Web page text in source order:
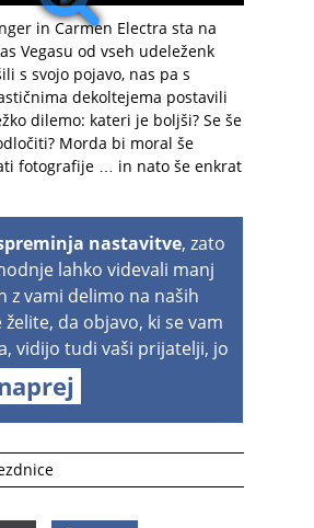
in Carmen Electra sta na
Vegasu od vseh udeleženk
s svojo pojavo, nas pa s
dekoltejema postavili
dilemo: kateri je boljši? Se še
Morda bi moral še
fotografije … in nato še enkrat
nastavitve, zato
lahko videvali manj
z vami delimo na naših
da objavo, ki se vam
vidijo tudi vaši prijatelji, jo